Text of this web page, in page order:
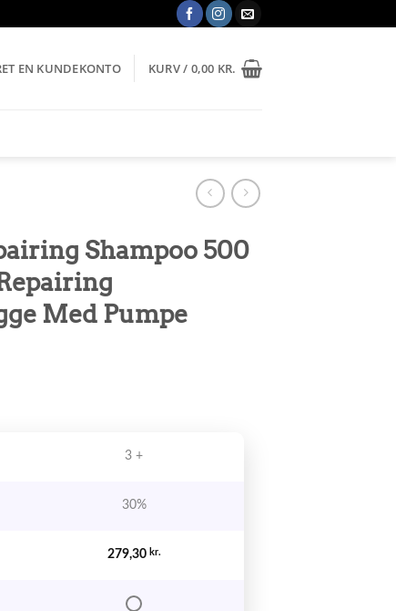
EN KUNDEKONTO KURV / 0,00 KR.
Shampoo 500
Med Pumpe
3 +
30%
279,30 kr.